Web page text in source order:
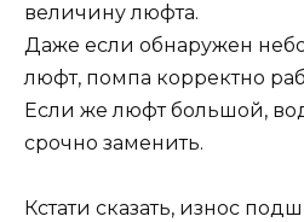
величину люфта.
Даже если обнаружен
люфт, помпа корректно
Если же люфт большой,
срочно заменить.
Кстати сказать, износ